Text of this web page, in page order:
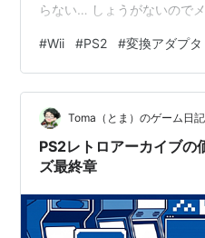
らない… しょうがないので
ら、大丈夫なはず… PS2はプ
ど、一応買っておこうかと
できるかも(。´･ω･)? 3Dに
Wiiが欲しかったのよね…い
ケーブル類があやしくて…安
Wiiのソフトがや…
#Wii #PS2 #変換アダプタ
Toma（とま）のゲーム日記
PS2レトロアーカイブの
ズ最終章